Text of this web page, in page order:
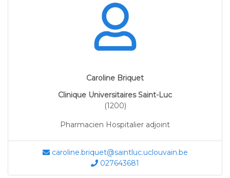
Caroline Briquet
Clinique Universitaires Saint-Luc
(1200)
Pharmacien Hospitalier adjoint
caroline.briquet@saintluc.uclouvain.be
027643681